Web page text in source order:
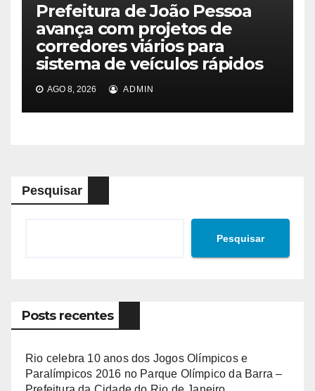
Prefeitura de João Pessoa
avança com projetos de
corredores viários para
sistema de veículos rápidos
AGO 8, 2026 ADMIN
Pesquisar
Pesquisar
Posts recentes
Rio celebra 10 anos dos Jogos Olímpicos e
Paralímpicos 2016 no Parque Olímpico da Barra –